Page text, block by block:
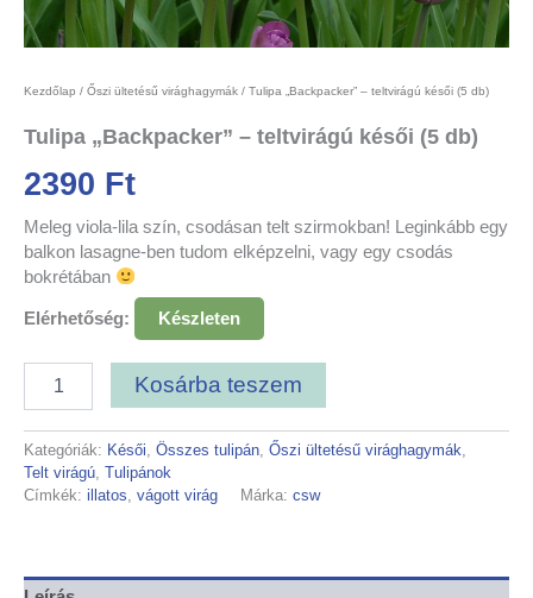
Kezdőlap / Őszi ültetésű virághagymák / Tulipa „Backpacker” – teltvirágú késői (5 db)
Tulipa „Backpacker” – teltvirágú késői (5 db)
2390 Ft
Meleg viola-lila szín, csodásan telt szirmokban! Leginkább egy
balkon lasagne-ben tudom elképzelni, vagy egy csodás
bokrétában
Elérhetőség: Készleten
Kosárba teszem
Kategóriák: Késői, Összes tulipán, Őszi ültetésű virághagymák,
Telt virágú, Tulipánok
Címkék: illatos, vágott virág Márka: csw